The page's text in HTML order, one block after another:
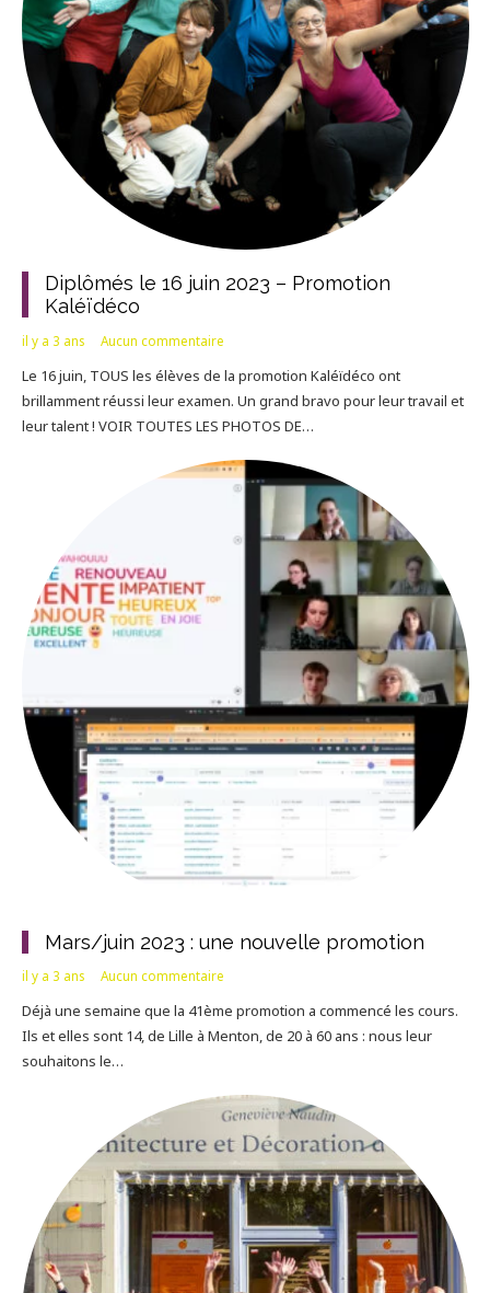
Diplômés le 16 juin 2023 – Promotion
Kaléïdéco
il y a 3 ans Aucun commentaire
Le 16 juin, TOUS les élèves de la promotion Kaléïdéco ont
brillamment réussi leur examen. Un grand bravo pour leur travail et
leur talent ! VOIR TOUTES LES PHOTOS DE…
Mars/juin 2023 : une nouvelle promotion
il y a 3 ans Aucun commentaire
Déjà une semaine que la 41ème promotion a commencé les cours.
Ils et elles sont 14, de Lille à Menton, de 20 à 60 ans : nous leur
souhaitons le…